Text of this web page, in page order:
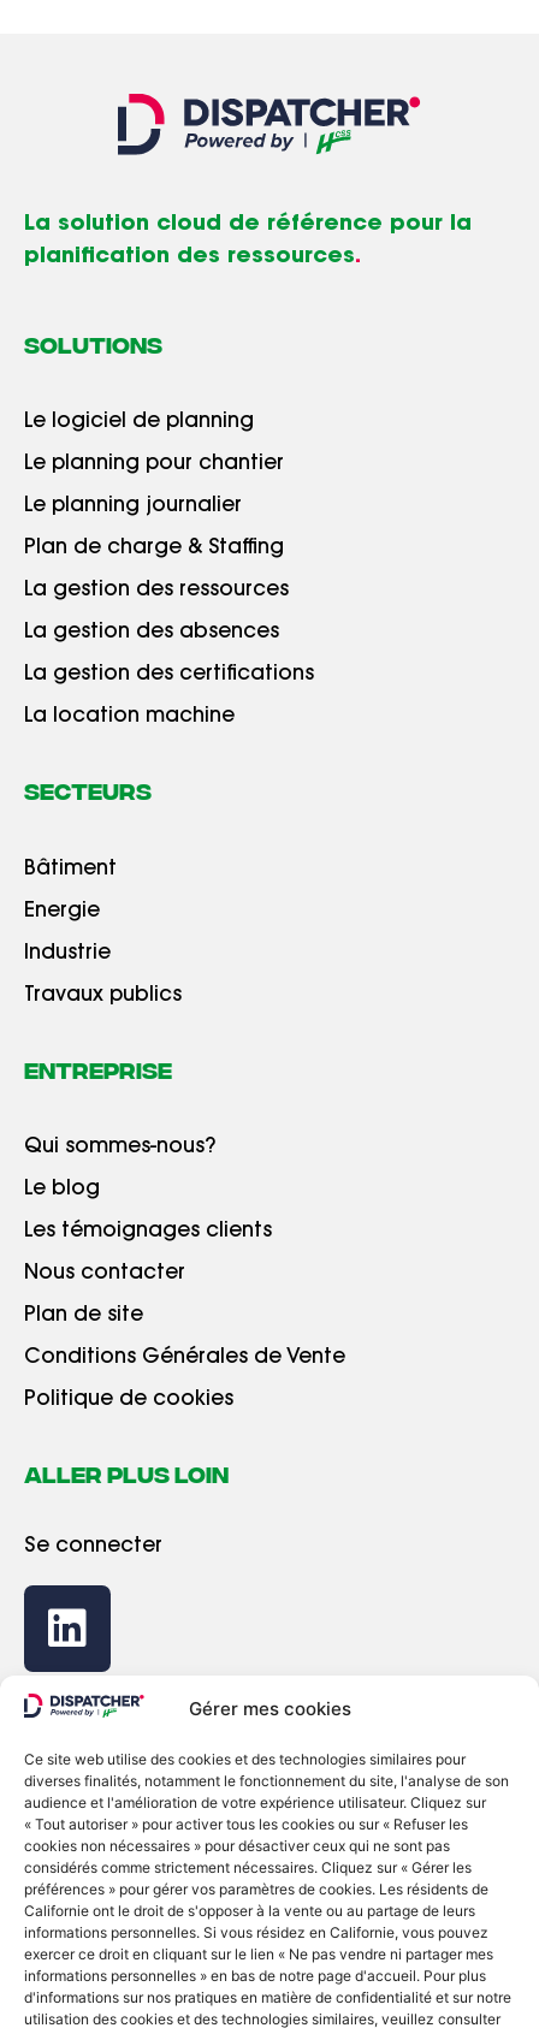
Gérer mes cookies
Ce site web utilise des cookies et des technologies similaires pour
diverses finalités, notamment le fonctionnement du site, l'analyse de son
audience et l'amélioration de votre expérience utilisateur. Cliquez sur
« Tout autoriser » pour activer tous les cookies ou sur « Refuser les
cookies non nécessaires » pour désactiver ceux qui ne sont pas
considérés comme strictement nécessaires. Cliquez sur « Gérer les
préférences » pour gérer vos paramètres de cookies. Les résidents de
Californie ont le droit de s'opposer à la vente ou au partage de leurs
informations personnelles. Si vous résidez en Californie, vous pouvez
exercer ce droit en cliquant sur le lien « Ne pas vendre ni partager mes
informations personnelles » en bas de notre page d'accueil. Pour plus
d'informations sur nos pratiques en matière de confidentialité et sur notre
utilisation des cookies et des technologies similaires, veuillez consulter
La solution cloud de référence pour la
planification des ressources.
SOLUTIONS
Le logiciel de planning
Le planning pour chantier
Le planning journalier
Plan de charge & Staffing
La gestion des ressources
La gestion des absences
La gestion des certifications
La location machine
Secteurs
Bâtiment
Energie
Industrie
Travaux publics
Entreprise
Qui sommes-nous?
Le blog
Les témoignages clients
Nous contacter
Plan de site
Conditions Générales de Vente
Politique de cookies
ALLER PLUS LOIN
Se connecter
© Copyright 2022 - Dispatcher
Politique de confidentialité
Politique relative aux cookies
Ne vendez ni ne partagez mes informations
personnelles
English Français Deutsch